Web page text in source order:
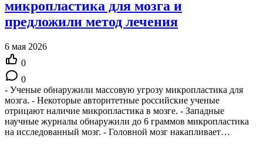
микропластика для мозга и
предложили метод лечения
6 мая 2026
0
0
- Ученые обнаружили массовую угрозу микропластика для
мозга. - Некоторые авторитетные российские ученые
отрицают наличие микропластика в мозге. - Западные
научные журналы обнаружили до 6 граммов микропластика
на исследованный мозг. - Головной мозг накапливает…